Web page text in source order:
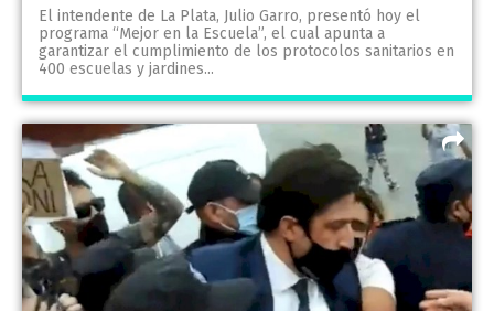
El intendente de La Plata, Julio Garro, presentó hoy el
programa “Mejor en la Escuela”, el cual apunta a
garantizar el cumplimiento de los protocolos sanitarios en
400 escuelas y jardines...